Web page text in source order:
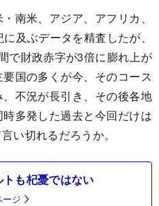
南米、アジア、アフリカ、
及ぶデータを精査したが、
で財政赤字が3倍に膨れ上が
国の多くが今、そのコース
不況が長引き、その後各地
多発した過去と今回だけは
い切れるだろうか。
も杞憂ではない
ジ